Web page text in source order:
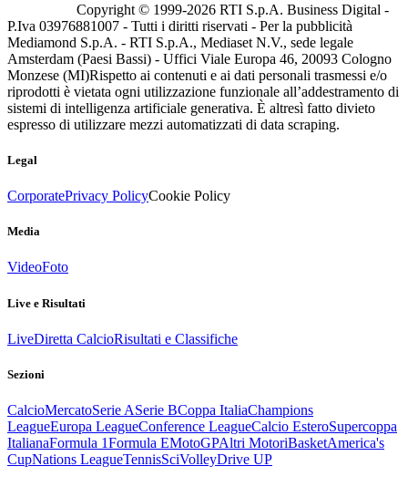
Copyright © 1999-2026 RTI S.p.A. Business Digital -
P.Iva 03976881007 - Tutti i diritti riservati - Per la pubblicità
Mediamond S.p.A. - RTI S.p.A., Mediaset N.V., sede legale
Amsterdam (Paesi Bassi) - Uffici Viale Europa 46, 20093 Cologno
Monzese (MI)Rispetto ai contenuti e ai dati personali trasmessi e/o
riprodotti è vietata ogni utilizzazione funzionale all’addestramento di
sistemi di intelligenza artificiale generativa. È altresì fatto divieto
espresso di utilizzare mezzi automatizzati di data scraping.
Legal
CorporatePrivacy PolicyCookie Policy
Media
VideoFoto
Live e Risultati
LiveDiretta CalcioRisultati e Classifiche
Sezioni
CalcioMercatoSerie ASerie BCoppa ItaliaChampions
LeagueEuropa LeagueConference LeagueCalcio EsteroSupercoppa
ItalianaFormula 1Formula EMotoGPAltri MotoriBasketAmerica's
CupNations LeagueTennisSciVolleyDrive UP